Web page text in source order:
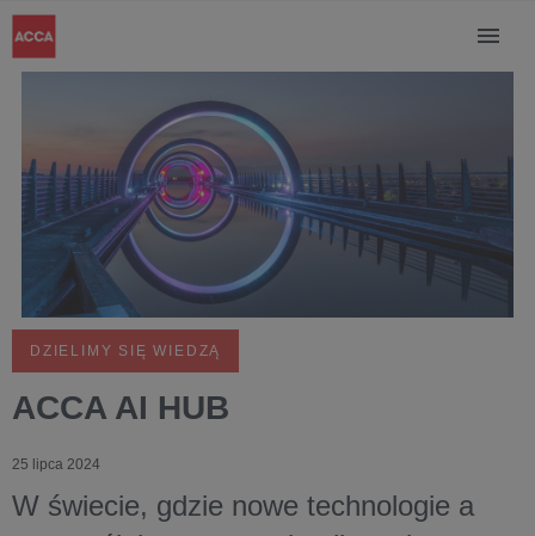
DZIELIMY SIĘ WIEDZĄ
ACCA AI HUB
25 lipca 2024
W świecie, gdzie nowe technologie a